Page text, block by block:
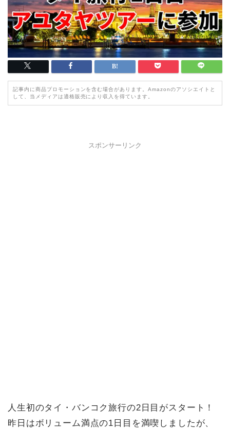
記事内に商品プロモーションを含む場合があります。Amazonのアソシエイトと
して、当メディアは適格販売により収入を得ています。
スポンサーリンク
人生初のタイ・バンコク旅行の2日目がスタート！
昨日はボリューム満点の1日目を満喫しましたが、